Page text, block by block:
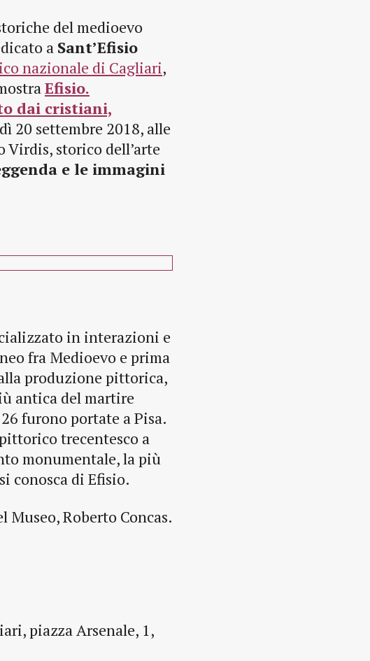
del medioevo
a Sant’Efisio
nazionale di Cagliari,
Efisio.
dai cristiani,
20 settembre 2018, alle
Virdis, storico dell’arte
e le immagini
in interazioni e
fra Medioevo e prima
produzione pittorica,
antica del martire
furono portate a Pisa.
trecentesco a
monumentale, la più
conosca di Efisio.
Museo, Roberto Concas.
piazza Arsenale, 1,